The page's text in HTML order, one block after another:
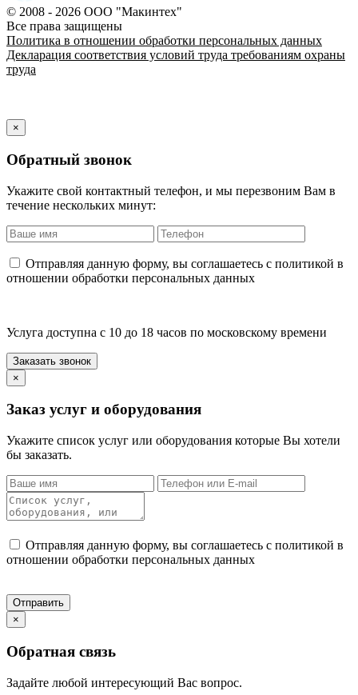
© 2008 - 2026 ООО "Макинтех"
Все права защищены
Политика в отношении обработки персональных данных
Декларация соответствия условий труда требованиям охраны
труда
×
Обратный звонок
Укажите свой контактный телефон, и мы перезвоним Вам в
течение нескольких минут:
Отправляя данную форму, вы соглашаетесь с политикой в
отношении обработки персональных данных
Услуга доступна с 10 до 18 часов по московскому времени
×
Заказ услуг и оборудования
Укажите список услуг или оборудования которые Вы хотели
бы заказать.
Отправляя данную форму, вы соглашаетесь с политикой в
отношении обработки персональных данных
×
Обратная связь
Задайте любой интересующий Вас вопрос.